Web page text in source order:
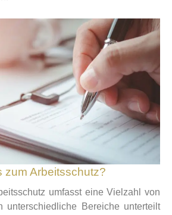
zum Arbeitsschutz?
umfasst eine Vielzahl von
unterschiedliche Bereiche unterteilt